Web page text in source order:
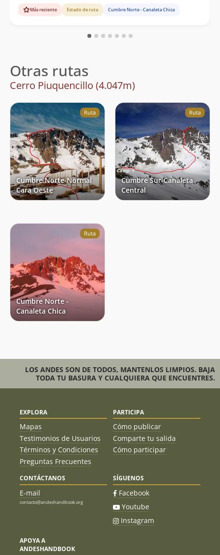
rápidamente. Ruta muy entretenida
Más reciente Estado de ruta Cumbre Norte - Canaleta Chica
Otras rutas
Cerro Piuquencillo (4.047m)
Ruta
Cumbre Norte-Normal
Cara Oeste
Ruta
Cumbre Sur-Canaleta
Central
Ruta
Cumbre Norte -
Canaleta Chica
LOS ANDES SON DE TODOS, MANTENLOS LIMPIOS. BAJA
TODA TU BASURA Y CUALQUIERA QUE ENCUENTRES.
EXPLORA
Mapas
Testimonios de Usuarios
Términos y Condiciones
Preguntas Frecuentes
PARTICIPA
Cómo publicar
Comparte tu salida
Cómo participar
CONTÁCTANOS
E-mail
contacto@andeshandbook.org
SÍGUENOS
Facebook
Youtube
Instagram
APOYA A
ANDESHANDBOOK